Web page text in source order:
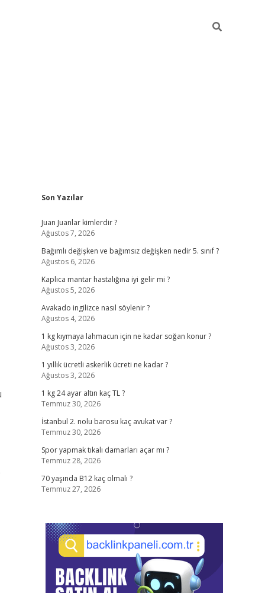
Sidebar
Son Yazılar
Juan Juanlar kimlerdir ?
Ağustos 7, 2026
Bağımlı değişken ve bağımsız değişken nedir 5. sınıf ?
Ağustos 6, 2026
Kaplıca mantar hastalığına iyi gelir mi ?
Ağustos 5, 2026
Avakado ingilizce nasıl söylenir ?
Ağustos 4, 2026
1 kg kıymaya lahmacun için ne kadar soğan konur ?
Ağustos 3, 2026
1 yıllık ücretli askerlik ücreti ne kadar ?
Ağustos 3, 2026
1 kg 24 ayar altın kaç TL ?
Temmuz 30, 2026
İstanbul 2. nolu barosu kaç avukat var ?
Temmuz 30, 2026
Spor yapmak tıkalı damarları açar mı ?
Temmuz 28, 2026
70 yaşında B12 kaç olmalı ?
Temmuz 27, 2026